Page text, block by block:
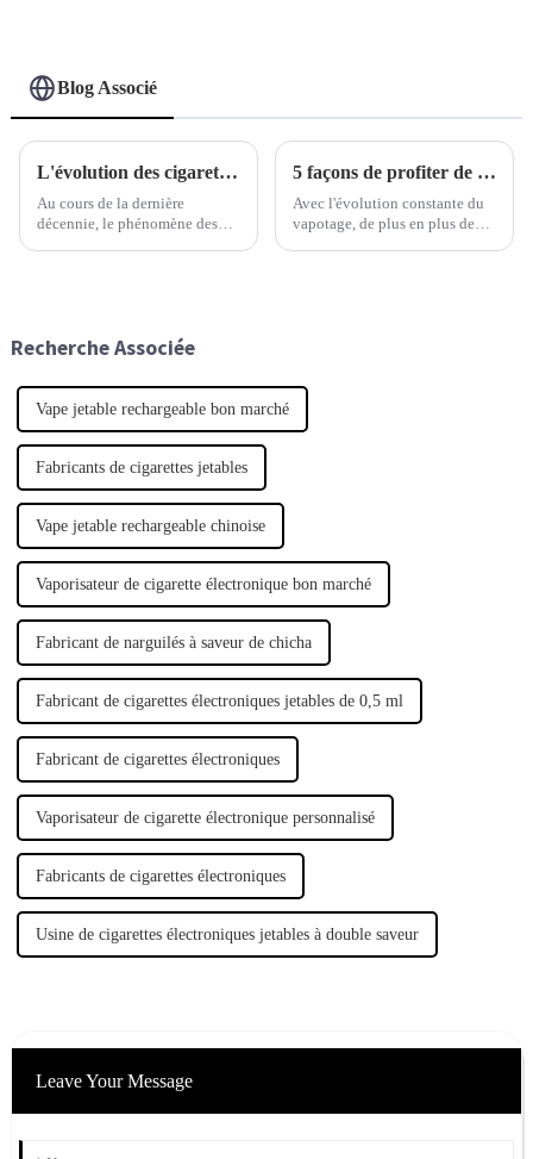
Blog Associé
L'évolution des cigarettes électroniques jetables
Au cours de la dernière
décennie, le phénomène des
5 façons de profiter de la cigarette électronique sans nicotine pour un mode de vie plus sain
Avec l'évolution constante du
vapotage, de plus en plus de
Recherche Associée
Vape jetable rechargeable bon marché
Fabricants de cigarettes jetables
Vape jetable rechargeable chinoise
Vaporisateur de cigarette électronique bon marché
Fabricant de narguilés à saveur de chicha
Fabricant de cigarettes électroniques jetables de 0,5 ml
Fabricant de cigarettes électroniques
Vaporisateur de cigarette électronique personnalisé
Fabricants de cigarettes électroniques
Usine de cigarettes électroniques jetables à double saveur
Leave Your Message